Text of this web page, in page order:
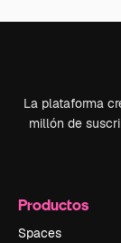
La plataforma
millón de
Productos
Spaces